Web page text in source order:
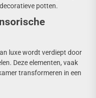
potten.
luxe wordt verdiept door
Deze elementen, vaak
transformeren in een